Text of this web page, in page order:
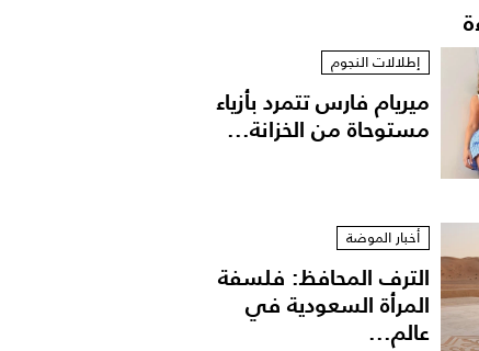
إطلالات النجوم
ميريام فارس تتمرد بأزياء
مستوحاة من الخزانة...
أخبار الموضة
الترف المحافظ: فلسفة
المرأة السعودية في
عالم...